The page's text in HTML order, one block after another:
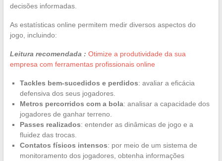
decisões informadas.
As estatísticas online permitem medir diversos aspectos do
jogo, incluindo:
Leitura recomendada : Otimize a produtividade da sua
empresa com ferramentas profissionais online
Tackles bem-sucedidos e perdidos: avaliar a eficácia
defensiva dos seus jogadores.
Metros percorridos com a bola: analisar a capacidade dos
jogadores de ganhar terreno.
Passes realizados: entender as dinâmicas de jogo e a
fluidez das trocas.
Contatos físicos intensos: por meio de um sistema de
monitoramento dos jogadores, obtenha informações